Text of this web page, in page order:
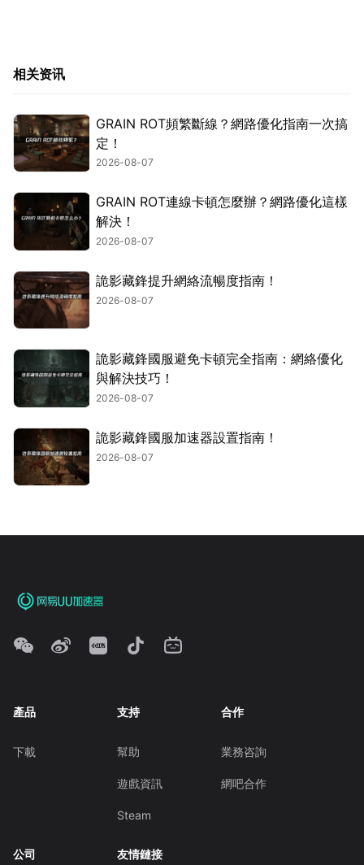
相关资讯
GRAIN ROT頻繁斷線？網路優化指南一次搞
定！
2026-08-07
GRAIN ROT連線卡頓怎麼辦？網路優化這樣
解決！
2026-08-07
詭影藏鋒提升網絡流暢度指南！
2026-08-07
詭影藏鋒國服避免卡頓完全指南：網絡優化
與解決技巧！
2026-08-07
詭影藏鋒國服加速器設置指南！
2026-08-07
產品
下載
支持
幫助
遊戲資訊
Steam
合作
業務咨詢
網吧合作
公司 友情鏈接